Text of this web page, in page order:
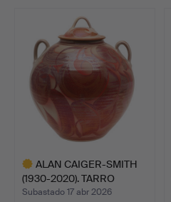
ALAN CAIGER-SMITH
(1930-2020). TARRO
LUSTR…
Subastado 17 abr 2026